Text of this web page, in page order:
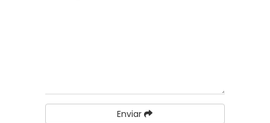
Enviar